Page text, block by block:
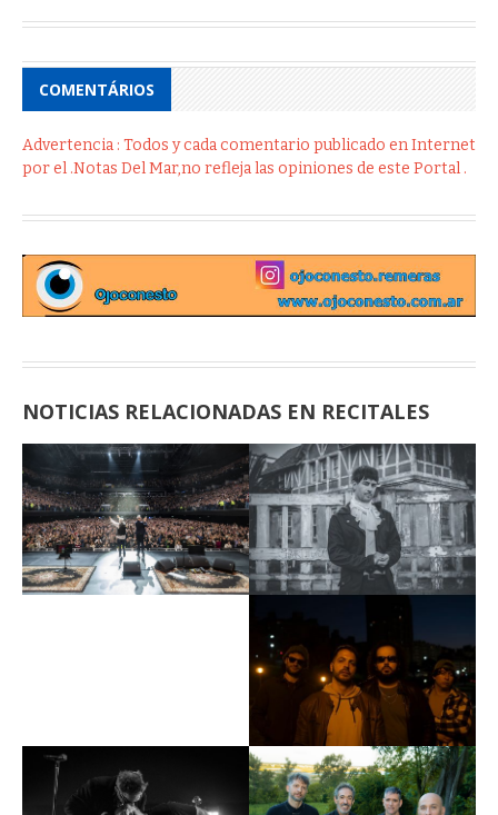
COMENTÁRIOS
Advertencia : Todos y cada comentario publicado en Internet
por el .Notas Del Mar,no refleja las opiniones de este Portal .
NOTICIAS RELACIONADAS EN RECITALES